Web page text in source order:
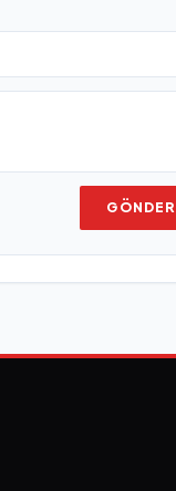
GÖNDER